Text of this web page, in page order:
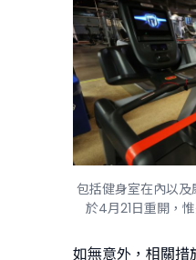
包括健身室在內以
於4月21日重開，
如無意外，相關措